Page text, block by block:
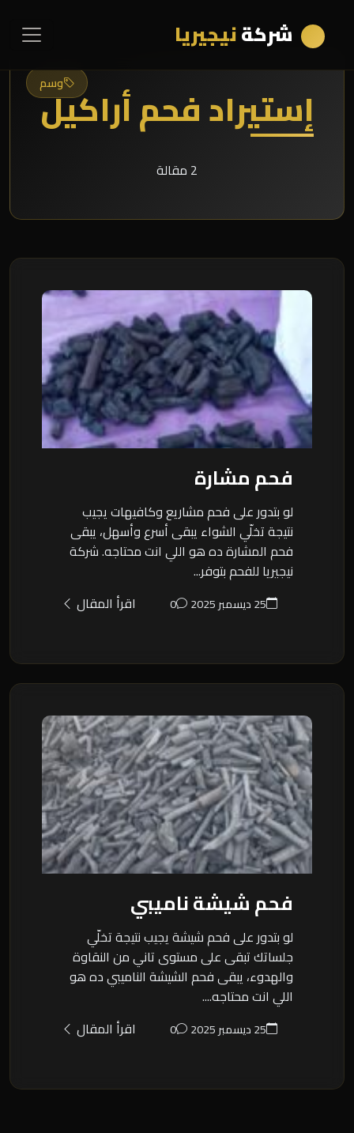
شركةنيجيريا
وسم
إستيراد فحم أراكيل
2 مقالة
فحم مشارة
لو بتدور على فحم مشاريع وكافيهات يجيب
نتيجة تخلّي الشواء يبقى أسرع وأسهل، يبقى
فحم المشارة ده هو اللي انت محتاجه. شركة
نيجيريا للفحم بتوفر...
25 ديسمبر 2025 0 اقرأ المقال
فحم شيشة ناميبي
لو بتدور على فحم شيشة يجيب نتيجة تخلّي
جلساتك تبقى على مستوى تاني من النقاوة
والهدوء، يبقى فحم الشيشة الناميبي ده هو
اللي انت محتاجه....
25 ديسمبر 2025 0 اقرأ المقال